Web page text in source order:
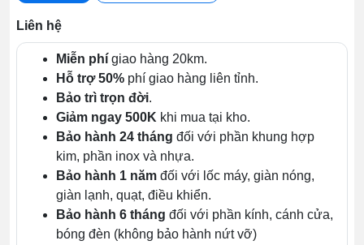
Liên hệ
Miễn phí giao hàng 20km.
Hỗ trợ 50% phí giao hàng liên tỉnh.
Bảo trì trọn đời.
Giảm ngay 500K khi mua tại kho.
Bảo hành 24 tháng đối với phần khung hợp
kim, phần inox và nhựa.
Bảo hành 1 năm đối với lốc máy, giàn nóng,
giàn lạnh, quạt, điều khiển.
Bảo hành 6 tháng đối với phần kính, cánh cửa,
bóng đèn (không bảo hành nứt vỡ)